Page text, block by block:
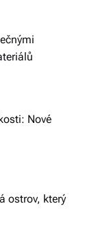
Nové
ostrov, který